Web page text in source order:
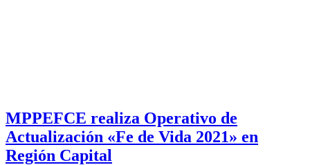
MPPEFCE realiza Operativo de
Actualización «Fe de Vida 2021» en
Región Capital